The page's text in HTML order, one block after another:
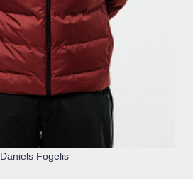
Daniels Fogelis